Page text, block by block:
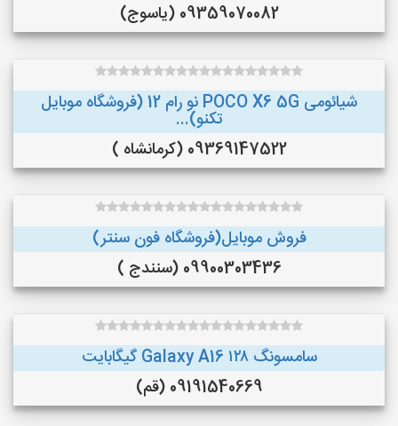
09359070082 (یاسوج)
شیائومی POCO X6 5G نو رام 12 (فروشگاه موبایل
تکنو)...
09369147522 (کرمانشاه )
فروش موبایل(فروشگاه فون سنتر)
09900303436 (سنندج )
سامسونگ Galaxy A16 ۱۲۸ گیگابایت
09191540669 (قم)